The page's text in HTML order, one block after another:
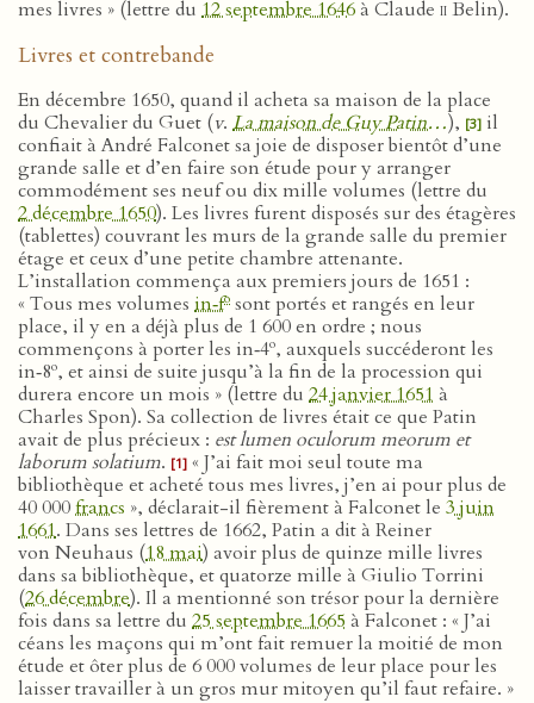
mes livres » (lettre du 12 septembre 1646à Claude iiBelin).
Livres et contrebande
En décembre 1650, quand il acheta sa maison de la place
du Chevalier du Guet (v. La maison de Guy Patin…), [3] il
confiait à André Falconet sa joie de disposer bientôt d’une
grande salle et d’en faire son étude pour y arranger
commodément ses neuf ou dix mille volumes (lettre du
2 décembre 1650). Les livres furent disposés sur des étagères
(tablettes) couvrant les murs de la grande salle du premier
étage et ceux d’une petite chambre attenante.
L’installation commença aux premiers jours de 1651 :
« Tous mes volumes in‑fo sont portés et rangés en leur
place, il y en a déjà plus de 1 600 en ordre ; nous
commençons à porter les in‑4o, auxquels succéderont les
in‑8o, et ainsi de suite jusqu’à la fin de la procession qui
durera encore un mois » (lettre du 24 janvier 1651 à
Charles Spon). Sa collection de livres était ce que Patin
avait de plus précieux : est lumen oculorum meorum et
laborum solatium. [1] « J’ai fait moi seul toute ma
bibliothèque et acheté tous mes livres, j’en ai pour plus de
40 000francs », déclarait-il fièrement à Falconet le 3 juin
1661. Dans ses lettres de 1662, Patin a dit à Reiner
von Neuhaus (18 mai) avoir plus de quinze mille livres
dans sa bibliothèque, et quatorze mille à Giulio Torrini
(26 décembre). Il a mentionné son trésor pour la dernière
fois dans sa lettre du 25 septembre 1665 à Falconet : « J’ai
céans les maçons qui m’ont fait remuer la moitié de mon
étude et ôter plus de 6 000 volumes de leur place pour les
laisser travailler à un gros mur mitoyen qu’il faut refaire. »